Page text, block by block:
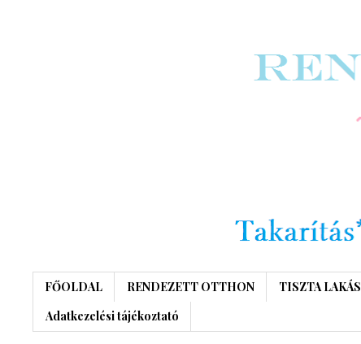
FŐOLDAL RENDEZETT OTTHON TISZTA LAKÁS
Adatkezelési tájékoztató